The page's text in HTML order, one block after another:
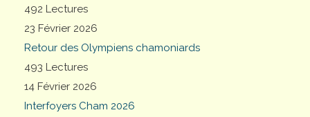
492 Lectures
23 Février 2026
Retour des Olympiens chamoniards
493 Lectures
14 Février 2026
Interfoyers Cham 2026